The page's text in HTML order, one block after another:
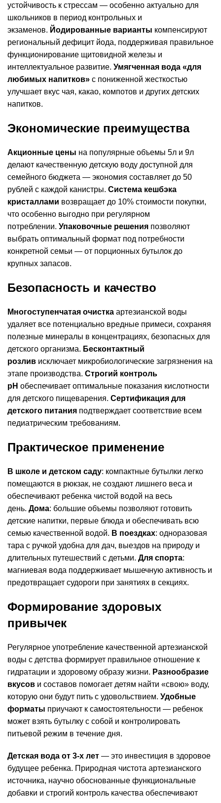
устойчивость к стрессам — особенно актуально для
школьников в период контрольных и
экзаменов. Йодированные варианты компенсируют
региональный дефицит йода, поддерживая правильное
функционирование щитовидной железы и
интеллектуальное развитие. Умягченная вода «для
любимых напитков» с пониженной жесткостью
улучшает вкус чая, какао, компотов и других детских
напитков.
Экономические преимущества
Акционные цены на популярные объемы 5л и 9л
делают качественную детскую воду доступной для
семейного бюджета — экономия составляет до 50
рублей с каждой канистры. Система кешбэка
кристаллами возвращает до 10% стоимости покупки,
что особенно выгодно при регулярном
потреблении. Упаковочные решения позволяют
выбрать оптимальный формат под потребности
конкретной семьи — от порционных бутылок до
крупных запасов.
Безопасность и качество
Многоступенчатая очистка артезианской воды
удаляет все потенциально вредные примеси, сохраняя
полезные минералы в концентрациях, безопасных для
детского организма. Бесконтактный
розлив исключает микробиологические загрязнения на
этапе производства. Строгий контроль
pH обеспечивает оптимальные показания кислотности
для детского пищеварения. Сертификация для
детского питания подтверждает соответствие всем
педиатрическим требованиям.
Практическое применение
В школе и детском саду: компактные бутылки легко
помещаются в рюкзак, не создают лишнего веса и
обеспечивают ребенка чистой водой на весь
день. Дома: большие объемы позволяют готовить
детские напитки, первые блюда и обеспечивать всю
семью качественной водой. В поездках: одноразовая
тара с ручкой удобна для дач, выездов на природу и
длительных путешествий с детьми. Для спорта:
магниевая вода поддерживает мышечную активность и
предотвращает судороги при занятиях в секциях.
Формирование здоровых
привычек
Регулярное употребление качественной артезианской
воды с детства формирует правильное отношение к
гидратации и здоровому образу жизни. Разнообразие
вкусов и составов помогает детям найти «свою» воду,
которую они будут пить с удовольствием. Удобные
форматы приучают к самостоятельности — ребенок
может взять бутылку с собой и контролировать
питьевой режим в течение дня.
Детская вода от 3-х лет — это инвестиция в здоровое
будущее ребенка. Природная чистота артезианского
источника, научно обоснованные функциональные
добавки и строгий контроль качества обеспечивают